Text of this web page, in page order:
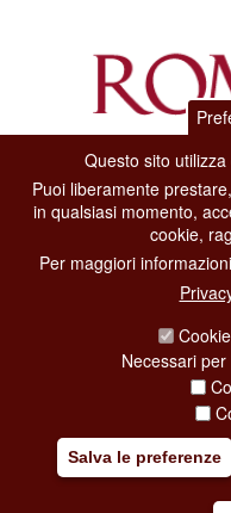
Dipartimento
Via di San Basilio, 51
00187 Roma
CONTACT
CONTATTA
Questo sito
Puoi liberamente
in qualsiasi momento,
cookie,
Per maggiori
Necessari
Salva le preferenze